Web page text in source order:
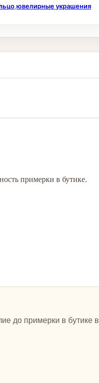
,ювелирные украшения
примерки в бутике.
до примерки в бутике в